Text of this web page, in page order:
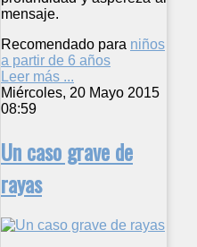
mensaje.
Recomendado para niños
a partir de 6 años
Leer más ...
Miércoles, 20 Mayo 2015
08:59
Un caso grave de
rayas